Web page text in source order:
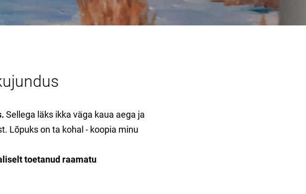
Sellega läks ikka väga kaua aega ja
Lõpuks on ta kohal - koopia minu
toetanud raamatu